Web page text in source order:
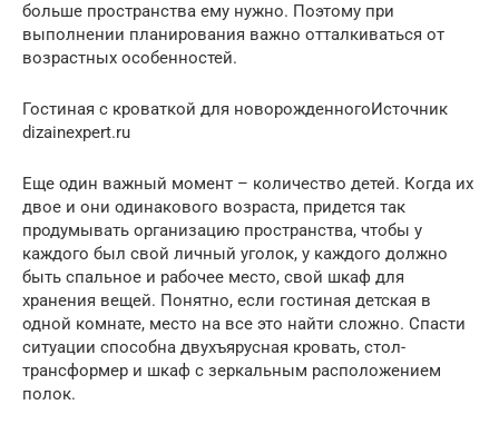
больше пространства ему нужно. Поэтому при
выполнении планирования важно отталкиваться от
возрастных особенностей.
Гостиная с кроваткой для новорожденногоИсточник
dizainexpert.ru
Еще один важный момент – количество детей. Когда их
двое и они одинакового возраста, придется так
продумывать организацию пространства, чтобы у
каждого был свой личный уголок, у каждого должно
быть спальное и рабочее место, свой шкаф для
хранения вещей. Понятно, если гостиная детская в
одной комнате, место на все это найти сложно. Спасти
ситуации способна двухъярусная кровать, стол-
трансформер и шкаф с зеркальным расположением
полок.